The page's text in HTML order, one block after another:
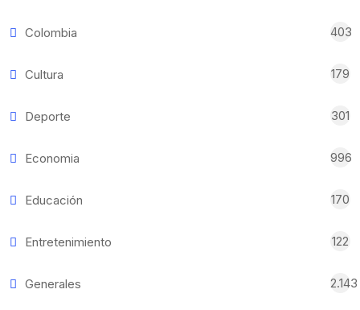
Colombia 403
Cultura 179
Deporte 301
Economia 996
Educación 170
Entretenimiento 122
Generales 2.143